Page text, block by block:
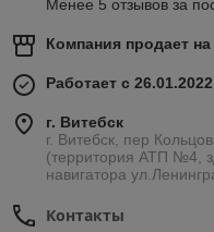
Менее 5 отзывов за
Компания продает на
Работает с 26.01.2022
г. Витебск
г. Витебск, пер
(территория АТП №4,
навигатора
Контакты